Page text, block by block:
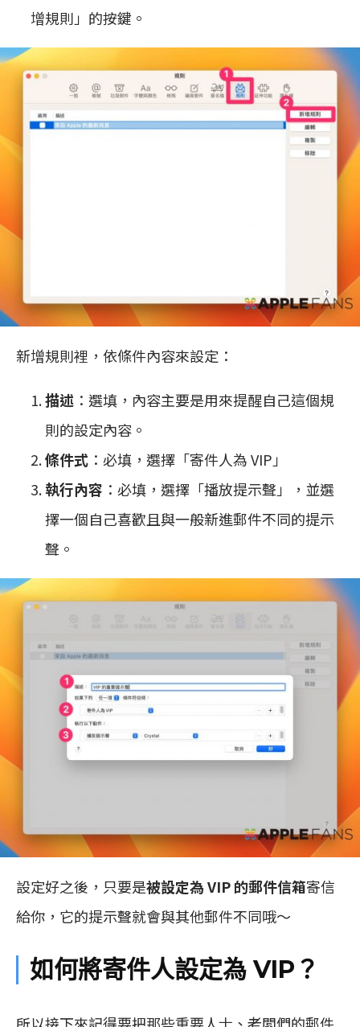
增規則」的按鍵。
新增規則裡，依條件內容來設定：
描述 ：選填，內容主要是用來提醒自己這個規
則的設定內容。
條件式 ：必填，選擇「寄件人為 VIP」
執行內容 ：必填，選擇「播放提示聲」，並選
擇一個自己喜歡且與一般新進郵件不同的提示
聲。
設定好之後，只要是被設定為 VIP 的郵件信箱寄信
給你，它的提示聲就會與其他郵件不同哦～
如何將寄件人設定為 VIP？
所以接下來記得要把那些重要人士、老闆們的郵件